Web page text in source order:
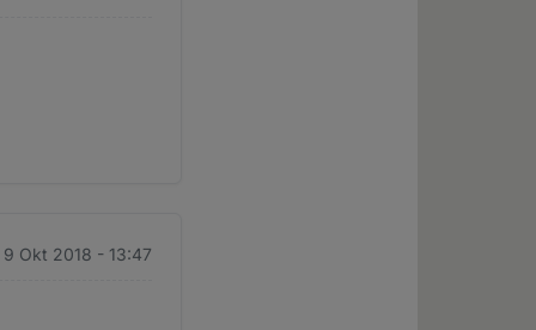
9 Okt 2018 - 13:47